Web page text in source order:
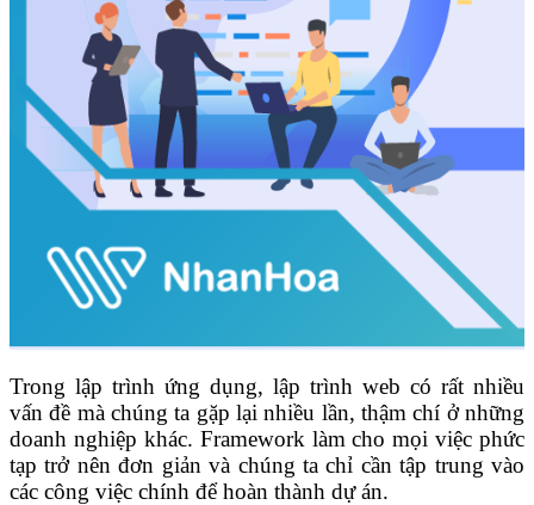
Trong lập trình ứng dụng, lập trình web có rất nhiều
vấn đề mà chúng ta gặp lại nhiều lần, thậm chí ở những
doanh nghiệp khác. Framework làm cho mọi việc phức
tạp trở nên đơn giản và chúng ta chỉ cần tập trung vào
các công việc chính để hoàn thành dự án.